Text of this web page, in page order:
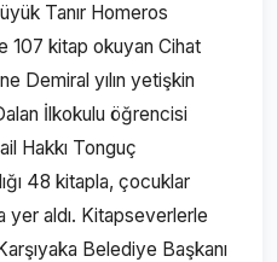
Tanır Homeros
107 kitap okuyan Cihat
Demiral yılın yetişkin
İlkokulu öğrencisi
Hakkı Tonguç
48 kitapla, çocuklar
yer aldı. Kitapseverlerle
Belediye Başkanı